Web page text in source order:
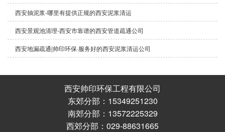
西安抽泥浆-哪里有提供正规的西安泥浆清运
西安景观池清理-西安市靠谱的西安管道疏通公司
西安地漏疏通|帅印环保·服务好的西安泥浆清运公司
西安帅印环保工程有限公司
东郊分部：15349251230
南郊分部：13572225329
西郊分部：029-88631665